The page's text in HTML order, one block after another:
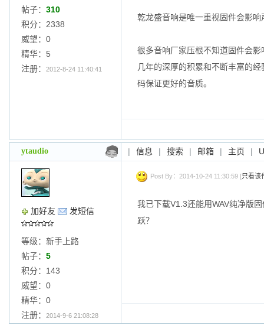
帖子： 310
积分：2338
威望：0
精华：5
注册：
2012-8-24 11:40:41
乾龙盛音响是唯一重视固件会影
很多音响厂家压根不知道固件会
几年的深厚的积累和不断丰富的
码保证更好的音质。
ytaudio | 信息 | 搜索 | 邮箱 | 主页 |
加好友 发短信
等级：新手上路
帖子： 5
积分：143
威望：0
精华：0
注册：
2014-9-6 21:08:28
Post By：2014-10-24 11:30:59 [只看该
我已下载V1.3还能用WAV纯净版
跃？